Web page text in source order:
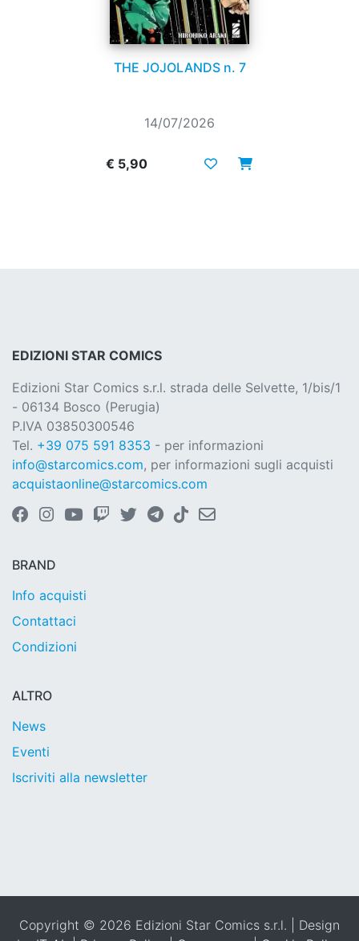
THE JOJOLANDS n. 7
14/07/2026
€ 5,90
EDIZIONI STAR COMICS
Edizioni Star Comics s.r.l. strada delle Selvette, 1/bis/1
- 06134 Bosco (Perugia)
P.IVA 03850300546
Tel. +39 075 591 8353 - per informazioni
info@starcomics.com, per informazioni sugli acquisti
acquistaonline@starcomics.com
BRAND
Info acquisti
Contattaci
Condizioni
ALTRO
News
Eventi
Iscriviti alla newsletter
Copyright © 2026 Edizioni Star Comics s.r.l. | Design